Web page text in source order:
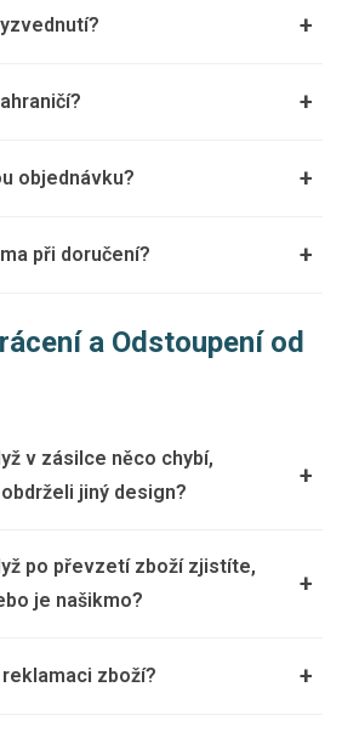
+
+
objednávku? +
při doručení? +
a Odstoupení od
v zásilce něco chybí,
jiný design?
+
po převzetí zboží zjistíte,
je našikmo?
+
zboží? +